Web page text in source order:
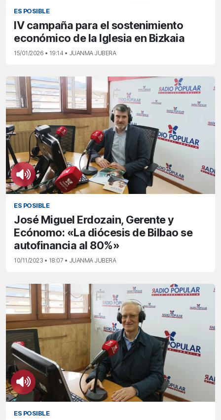
ES POSIBLE
IV campaña para el sostenimiento
económico de la Iglesia en Bizkaia
15/01/2026 • 19:14 • JUANMA JUBERA
ES POSIBLE
José Miguel Erdozain, Gerente y
Ecónomo: «La diócesis de Bilbao se
autofinancia al 80%»
10/11/2023 • 18:07 • JUANMA JUBERA
ES POSIBLE